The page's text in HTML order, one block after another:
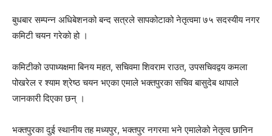
बुधबार सम्पन्न अधिबेशनको बन्द सत्रले सापकोटाको नेतृत्वमा ७५ सदस्यीय नगर
कमिटी चयन गरेको हो ।
कमिटीको उपाध्यक्षमा बिनय महत, सचिवमा शिवराम राउत, उपसचिवद्वय कमला
पोखरेल र श्याम श्रेष्ठ चयन भएका एमाले भक्तपुरका सचिव बासुदेब थापाले
जानकारी दिएका छन् ।
भक्तपुरका दुई स्थानीय तह मध्यपुर, भक्तपुर नगरमा भने एमालेको नेतृत्व छानिन